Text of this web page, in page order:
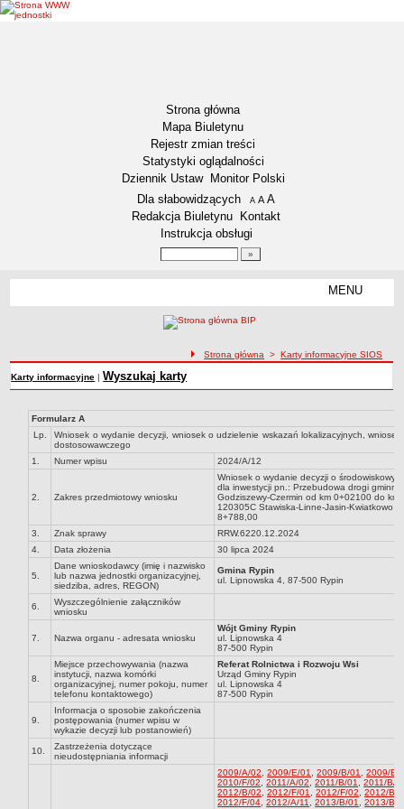
Strona główna
Mapa Biuletynu
Rejestr zmian treści
Statystyki oglądalności
Dziennik Ustaw
Monitor Polski
Menu dodatkowe
Dla słabowidzących A pomniejsz czcionkę
A standardowy rozmiar czcionki
A
Redakcja Biuletynu
Kontakt
Instrukcja obsługi
MENU
Lokalizacja
Dane statystyczne
Zadania publiczne
Związki i stowarzyszenia
Realizacja zadań publicznych
Rejestr zbiorów danych osobowych
Rejestr instytucji kultury
RODO Klauzule informacyjne
AKTUALNOŚCI I OGŁOSZENIA
URZĄD GMINY
Dane teleadresowe
Tabela informacyjna
Czas pracy urzędu
Nr konta bankowego, NIP, REGON
Pracownicy urzędu - urząd gminy
Pracownicy urzędu - baza magazynowo - warsztatowa
Kompetencje referatów
ścieżka nawigacji
Strona główna >Karty informacyjne SIOS
Karty informacyjne |Wyszukaj karty
Formularz A
Lp.
Wniosek o wydanie decyzji, wniosek o udzielenie wskazań lokalizacyjnych,
dostosowawczego
1.
Numer wpisu 2024/A/12
2. Zakres przedmiotowy wniosku
Wniosek o wydanie decyzji o
dla inwestycji pn.: Przebudowa drogi
Godziszewy-Czermin od km 0+02100 do km
120305C Stawiska-Linne-Jasin-Kwiatkowo
8+788,00
3.
Znak sprawy
RRW.6220.12.2024
4.
Data złożenia 30 lipca 2024
5.
Dane wnioskodawcy (imię i nazwisko
lub nazwa jednostki organizacyjnej,
siedziba, adres, REGON)
Gmina Rypin
ul. Lipnowska 4, 87-500 Rypin
6.
Wyszczególnienie załączników
wniosku
7. Nazwa organu - adresata wniosku
Wójt Gminy Rypin
ul. Lipnowska 4
87-500 Rypin
8.
Miejsce przechowywania (nazwa
instytucji, nazwa komórki
organizacyjnej, numer pokoju, numer
telefonu kontaktowego)
Referat Rolnictwa i Rozwoju Wsi
Urząd Gminy Rypin
ul. Lipnowska 4
87-500 Rypin
9.
Informacja o sposobie zakończenia
postępowania (numer wpisu w
wykazie decyzji lub postanowień)
10.
Zastrzeżenia dotyczące
nieudostępniania informacji
2009/A/02 ,2009/E/01 ,2009/B/01 ,2009/B/
2010/F/02
,2011/A/02 ,2011/B/01 ,2011/B/
2012/B/02
,2012/F/01 ,2012/F/02 ,2012/B/
2012/F/04 ,2012/A/11 ,2013/B/01 ,2013/B/